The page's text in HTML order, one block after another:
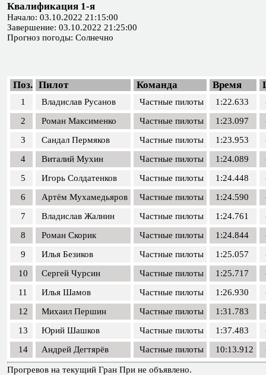
Квалификация 1-я
Начало: 03.10.2022 21:15:00
Завершение: 03.10.2022 21:25:00
Прогноз погоды: Солнечно
Поз. Пилот Команда Время
1 Владислав Русанов Частные пилоты 1:22.633
2
Роман Максименко Частные пилоты 1:23.097
3
Сандал Пермяков Частные пилоты 1:23.953
4
Виталий Мухин Частные пилоты 1:24.089
5
Игорь Солдатенков Частные пилоты 1:24.448
6
Артём Мухамедьяров Частные пилоты 1:24.590
7
Владислав Жалнин Частные пилоты 1:24.761
8
Роман Скорик Частные пилоты 1:24.844
9
Илья Безиков Частные пилоты 1:25.057
10
Сергей Чурсин Частные пилоты 1:25.717
11
Илья Шамов Частные пилоты 1:26.930
12
Михаил Першин Частные пилоты 1:31.783
13
Юрий Шашков Частные пилоты 1:37.483
14
Андрей Дегтярёв Частные пилоты 10:13.912
Прогревов на текущий Гран При не объявлено.